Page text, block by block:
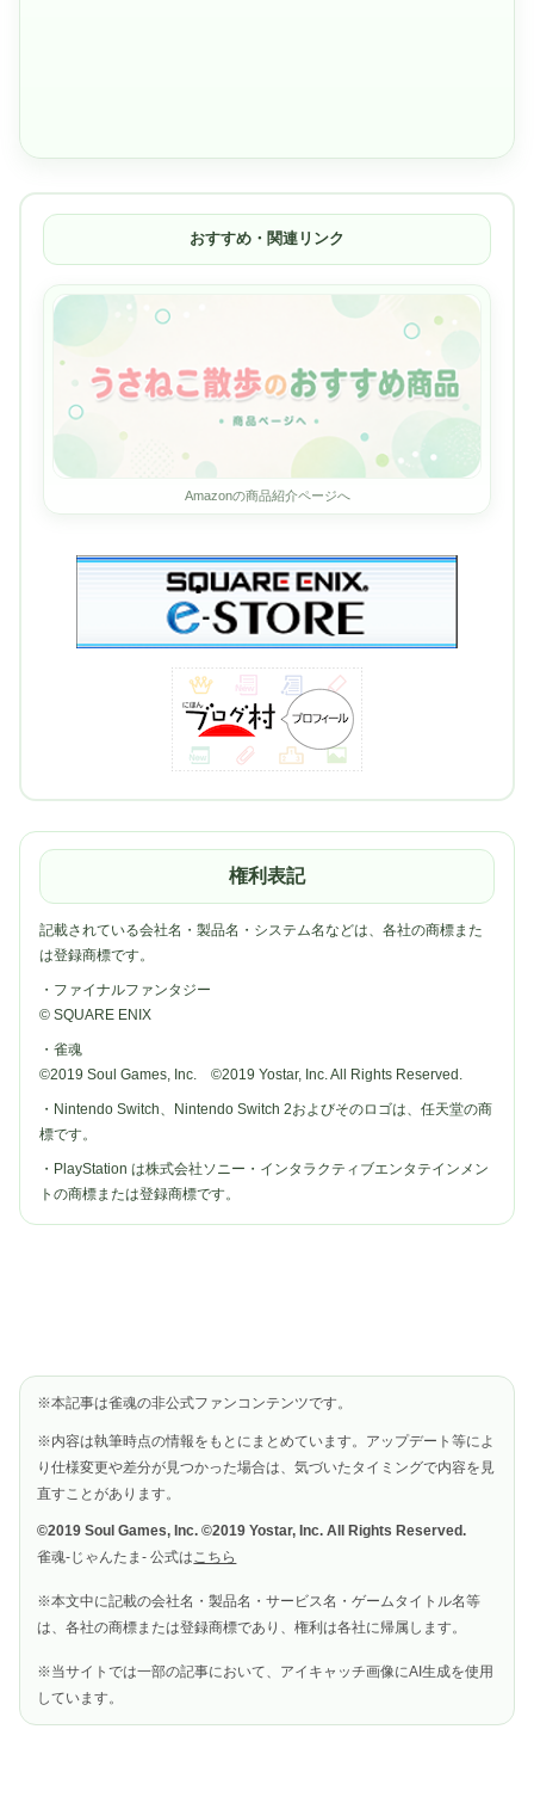
おすすめ・関連リンク
Amazonの商品紹介ページへ
権利表記
記載されている会社名・製品名・システム名などは、各社の商標また
は登録商標です。
・ファイナルファンタジー
© SQUARE ENIX
・雀魂
©2019 Soul Games, Inc. ©2019 Yostar, Inc. All Rights Reserved.
・Nintendo Switch、Nintendo Switch 2およびそのロゴは、任天堂の商
標です。
・PlayStation は株式会社ソニー・インタラクティブエンタテインメン
トの商標または登録商標です。
※本記事は雀魂の非公式ファンコンテンツです。
※内容は執筆時点の情報をもとにまとめています。アップデート等によ
り仕様変更や差分が見つかった場合は、気づいたタイミングで内容を見
直すことがあります。
©2019 Soul Games, Inc. ©2019 Yostar, Inc. All Rights Reserved.
雀魂-じゃんたま- 公式はこちら
※本文中に記載の会社名・製品名・サービス名・ゲームタイトル名等
は、各社の商標または登録商標であり、権利は各社に帰属します。
※当サイトでは一部の記事において、アイキャッチ画像にAI生成を使用
しています。